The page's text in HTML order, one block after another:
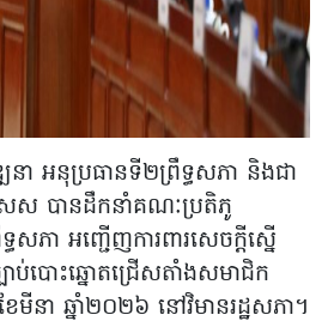
ា អនុប្រធានទី២ព្រឹទ្ធសភា និងជា
េស បានដឹកនាំគណៈប្រតិភូ
សភា អញ្ជើញការពារសេចក្តីស្នើ
ាប់បោះឆ្នោតជ្រើសតាំងសមាជិក
ែមីនា ឆ្នាំ២០២៦ នៅវិមានរដ្ឋសភា។